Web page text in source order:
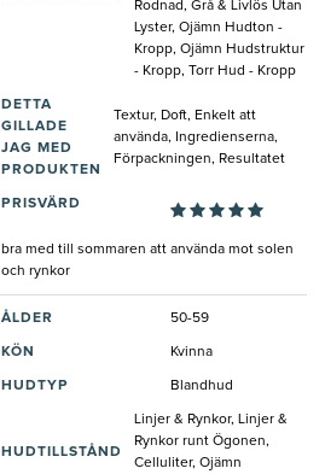
Rodnad, Grå & Livlös Utan
Lyster, Ojämn Hudton -
Kropp, Ojämn Hudstruktur
- Kropp, Torr Hud - Kropp
DETTA
GILLADE
JAG MED
PRODUKTEN
Textur, Doft, Enkelt att
använda, Ingredienserna,
Förpackningen, Resultatet
PRISVÄRD
bra med till sommaren att använda mot solen
och rynkor
ÅLDER 50-59
KÖN Kvinna
HUDTYP Blandhud
HUDTILLSTÅND
Linjer & Rynkor, Linjer &
Rynkor runt Ögonen,
Celluliter, Ojämn